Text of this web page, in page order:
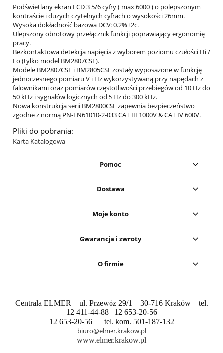
Podświetlany ekran LCD 3 5/6 cyfry ( max 6000 ) o polepszonym
kontraście i dużych czytelnych cyfrach o wysokości 26mm.
Wysoka dokładność bazowa DCV: 0.2%+2c.
Ulepszony obrotowy przełącznik funkcji poprawiający ergonomię
pracy.
Bezkontaktowa detekcja napięcia z wyborem poziomu czułości Hi /
Lo (tylko model BM2807CSE).
Modele BM2807CSE i BM2805CSE zostały wyposażone w funkcję
jednoczesnego pomiaru V i Hz wykorzystywaną przy napędach z
falownikami oraz pomiarów częstotliwości przebiegów od 10 Hz do
50 kHz i sygnałów logicznych od 5 Hz do 300 kHz.
Nowa konstrukcja serii BM2800CSE zapewnia bezpieczeństwo
zgodne z normą PN-EN61010-2-033 CAT III 1000V & CAT IV 600V.
Pliki do pobrania:
Karta Katalogowa
Pomoc
Dostawa
Moje konto
Gwarancja i zwroty
O firmie
Centrala ELMER ul. Przewóz 29/1 30-716 Kraków tel.
12 411-44-88 12 653-20-56
12 653-20-56 tel. kom. 501-187-132
biuro@elmer.krakow.pl
www.elmer.krakow.pl